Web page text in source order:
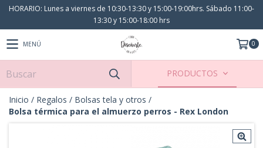
HORARIO: Lunes a viernes de 10:30-13:30 y 15:00-19:00hrs. Sábado 11:00-
13:30 y 15:00-18:00 hrs
MENÚ 0
PRODUCTOS
Inicio / Regalos / Bolsas tela y otros /
Bolsa térmica para el almuerzo perros - Rex London